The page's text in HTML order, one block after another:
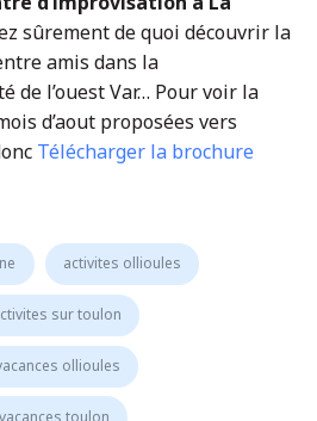
sûrement de quoi découvrir la
amis dans la
de l’ouest Var… Pour voir la
d’aout proposées vers
Télécharger la brochure
activites ollioules
sur toulon
ollioules